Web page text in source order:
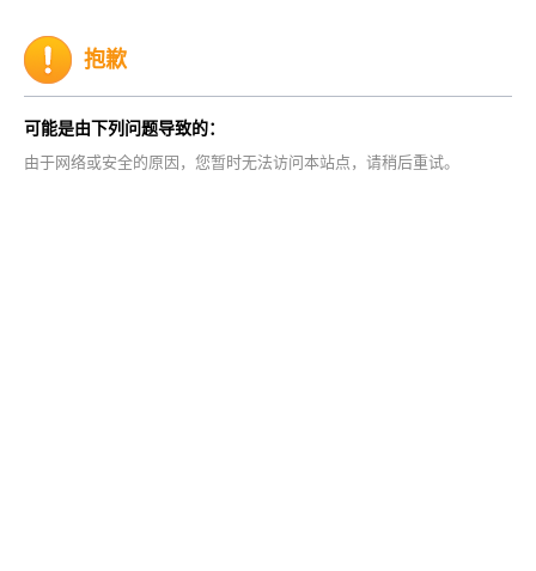
抱歉
可能是由下列问题导致的：
由于网络或安全的原因，您暂时无法访问本站点，请稍后重试。